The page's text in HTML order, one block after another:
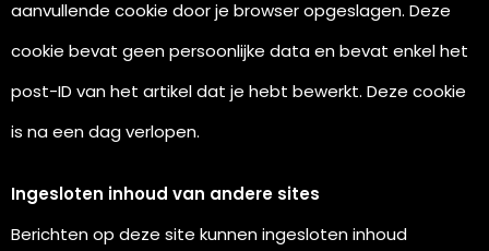
aanvullende cookie door je browser opgeslagen. Deze
cookie bevat geen persoonlijke data en bevat enkel het
post-ID van het artikel dat je hebt bewerkt. Deze cookie
is na een dag verlopen.
Ingesloten inhoud van andere sites
Berichten op deze site kunnen ingesloten inhoud